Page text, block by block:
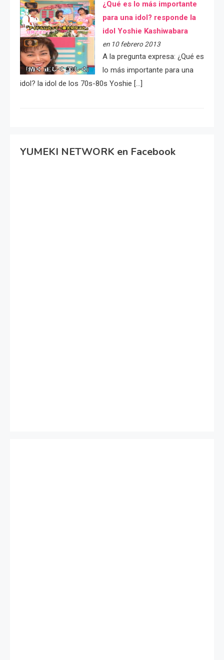
¿Qué es lo más importante
para una idol? responde la
idol Yoshie Kashiwabara
en 10 febrero 2013
A la pregunta expresa: ¿Qué es
lo más importante para una
idol? la idol de los 70s-80s Yoshie […]
YUMEKI NETWORK en Facebook